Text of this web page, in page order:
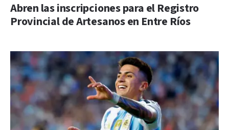
Abren las inscripciones para el Registro
Provincial de Artesanos en Entre Ríos